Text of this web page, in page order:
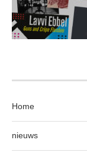
Home
nieuws